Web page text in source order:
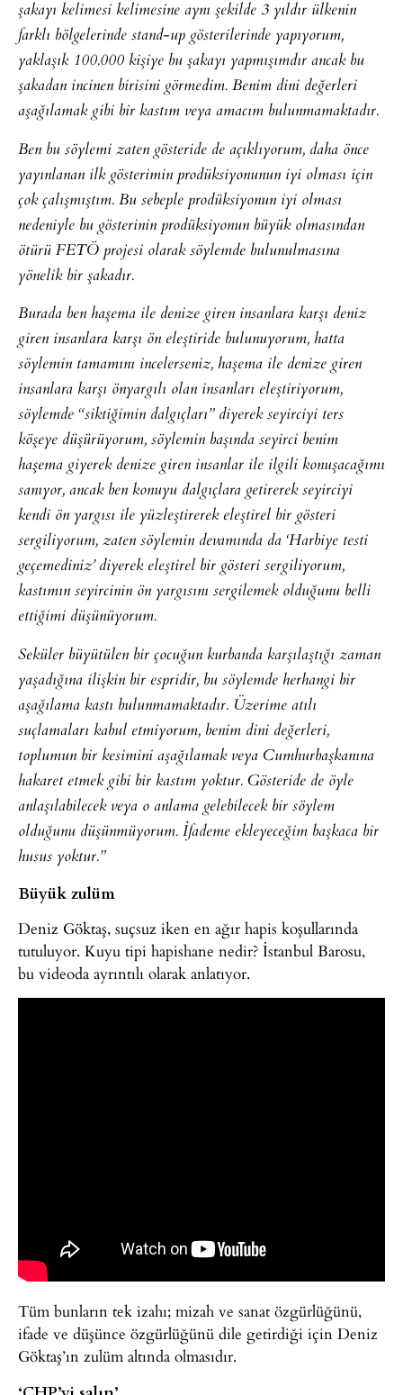
şakayı kelimesi kelimesine aynı şekilde 3 yıldır ülkenin
farklı bölgelerinde stand-up gösterilerinde yapıyorum,
yaklaşık 100.000 kişiye bu şakayı yapmışımdır ancak bu
şakadan incinen birisini görmedim. Benim dini değerleri
aşağılamak gibi bir kastım veya amacım bulunmamaktadır.
Ben bu söylemi zaten gösteride de açıklıyorum, daha önce
yayınlanan ilk gösterimin prodüksiyonunun iyi olması için
çok çalışmıştım. Bu sebeple prodüksiyonun iyi olması
nedeniyle bu gösterinin prodüksiyonun büyük olmasından
ötürü FETÖ projesi olarak söylemde bulunulmasına
yönelik bir şakadır.
Burada ben haşema ile denize giren insanlara karşı deniz
giren insanlara karşı ön eleştiride bulunuyorum, hatta
söylemin tamamını incelerseniz, haşema ile denize giren
insanlara karşı önyargılı olan insanları eleştiriyorum,
söylemde “siktiğimin dalgıçları” diyerek seyirciyi ters
köşeye düşürüyorum, söylemin başında seyirci benim
haşema giyerek denize giren insanlar ile ilgili konuşacağımı
sanıyor, ancak ben konuyu dalgıçlara getirerek seyirciyi
kendi ön yargısı ile yüzleştirerek eleştirel bir gösteri
sergiliyorum, zaten söylemin devamında da ‘Harbiye testi
geçemediniz’ diyerek eleştirel bir gösteri sergiliyorum,
kastımın seyircinin ön yargısını sergilemek olduğunu belli
ettiğimi düşünüyorum.
Seküler büyütülen bir çocuğun kurbanda karşılaştığı zaman
yaşadığına ilişkin bir espridir, bu söylemde herhangi bir
aşağılama kastı bulunmamaktadır. Üzerime atılı
suçlamaları kabul etmiyorum, benim dini değerleri,
toplumun bir kesimini aşağılamak veya Cumhurbaşkanına
hakaret etmek gibi bir kastım yoktur. Gösteride de öyle
anlaşılabilecek veya o anlama gelebilecek bir söylem
olduğunu düşünmüyorum. İfademe ekleyeceğim başkaca bir
husus yoktur.”
Büyük zulüm
Deniz Göktaş, suçsuz iken en ağır hapis koşullarında
tutuluyor. Kuyu tipi hapishane nedir? İstanbul Barosu,
bu videoda ayrıntılı olarak anlatıyor.
Tüm bunların tek izahı; mizah ve sanat özgürlüğünü,
ifade ve düşünce özgürlüğünü dile getirdiği için Deniz
Göktaş’ın zulüm altında olmasıdır.